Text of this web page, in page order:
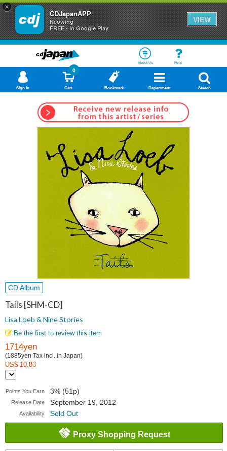
×
CDJapanAPP
Neowing
FREE - In Google Play
VIEW
About Us Help
Sign In Cart
0
Bookmark Department Search
CD Album
Tails [SHM-CD]
Lisa Loeb & Nine Stories
Be the first to review this item
1714yen
(1885yen Tax incl. in Japan)
US$ 10.83
Points You Earn 3% (51p)
Release Date September 19, 2012
Availability Sold Out
Proxy Shopping Request